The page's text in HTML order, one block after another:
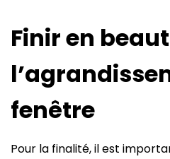
Finir en
fenêtre
Pour la finalité, il est